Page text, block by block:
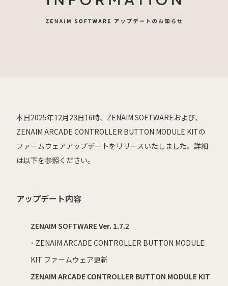
本日2025年12月23日16時、ZENAIM SOFTWAREおよび、
ZENAIM ARCADE CONTROLLER BUTTON MODULE KITの
ファームウェアアップデートをリリースいたしました。詳細
は以下を参照ください。
アップデート内容
ZENAIM SOFTWARE Ver. 1.7.2
･ ZENAIM ARCADE CONTROLLER BUTTON MODULE
KIT ファームウェア更新
ZENAIM ARCADE CONTROLLER BUTTON MODULE KIT